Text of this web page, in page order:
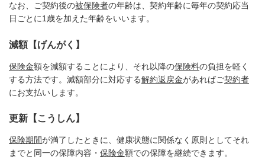
なお、ご契約後の被保険者の年齢は、契約年齢に毎年の契約応当
日ごとに1歳を加えた年齢をいいます。
減額【げんがく】
保険金額を減額することにより、それ以降の保険料の負担を軽く
する方法です。減額部分に対応する解約返戻金があればご契約者
にお支払いします。
更新【こうしん】
保険期間が満了したときに、健康状態に関係なく原則としてそれ
までと同一の保障内容・ 保険金額での保障を継続できます。